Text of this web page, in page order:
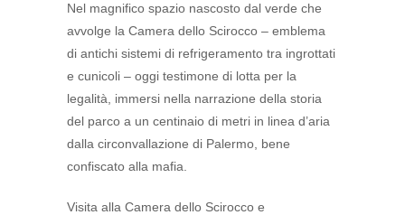
Nel magnifico spazio nascosto dal verde che
avvolge la Camera dello Scirocco – emblema
di antichi sistemi di refrigeramento tra ingrottati
e cunicoli – oggi testimone di lotta per la
legalità, immersi nella narrazione della storia
del parco a un centinaio di metri in linea d’aria
dalla circonvallazione di Palermo, bene
confiscato alla mafia.
Visita alla Camera dello Scirocco e